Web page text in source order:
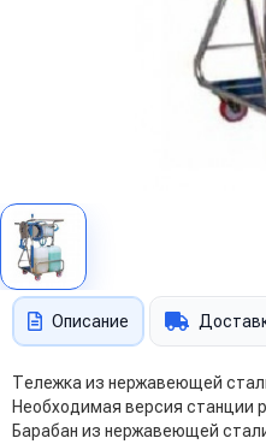
Описание
Тележка из нержавеющей
Необходимая версия станции
Барабан из нержавеющей